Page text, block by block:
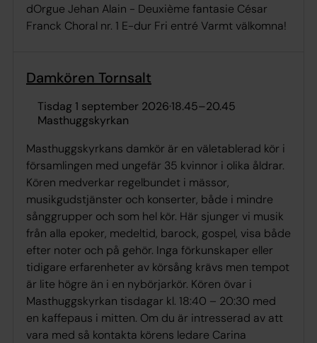
dOrgue Jehan Alain - Deuxième fantasie César
Franck Choral nr. 1 E-dur Fri entré Varmt välkomna!
Damkören Tornsalt
tisdag 1 september 2026·18.45–20.45
Masthuggskyrkan
Masthuggskyrkans damkör är en väletablerad kör i
församlingen med ungefär 35 kvinnor i olika åldrar.
Kören medverkar regelbundet i mässor,
musikgudstjänster och konserter, både i mindre
sånggrupper och som hel kör. Här sjunger vi musik
från alla epoker, medeltid, barock, gospel, visa både
efter noter och på gehör. Inga förkunskaper eller
tidigare erfarenheter av körsång krävs men tempot
är lite högre än i en nybörjarkör. Kören övar i
Masthuggskyrkan tisdagar kl. 18:40 – 20:30 med
en kaffepaus i mitten. Om du är intresserad av att
vara med så kontakta körens ledare Carina